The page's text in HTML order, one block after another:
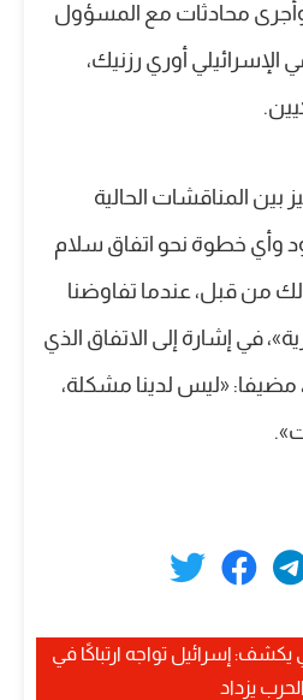
وأجرى محادثات مع المسؤول
أوري رزنيك،
المناقشات الحالية
وأي خطوة نحو اتفاق سلام
ذلك من قبل، عندما تفاوضنا
في إشارة إلى الاتفاق الذي
تضمنه أميركا عام 2022، مضيفا: «ليس لدينا مشكلة،
يكشف: إسرائيل تواجه ارتباكًا في
يزداد